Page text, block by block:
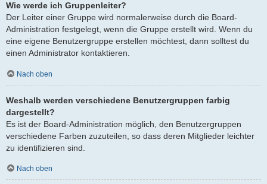
Wie werde ich Gruppenleiter?
Der Leiter einer Gruppe wird normalerweise durch die Board-
Administration festgelegt, wenn die Gruppe erstellt wird. Wenn du
eine eigene Benutzergruppe erstellen möchtest, dann solltest du
einen Administrator kontaktieren.
Nach oben
Weshalb werden verschiedene Benutzergruppen farbig
dargestellt?
Es ist der Board-Administration möglich, den Benutzergruppen
verschiedene Farben zuzuteilen, so dass deren Mitglieder leichter
zu identifizieren sind.
Nach oben